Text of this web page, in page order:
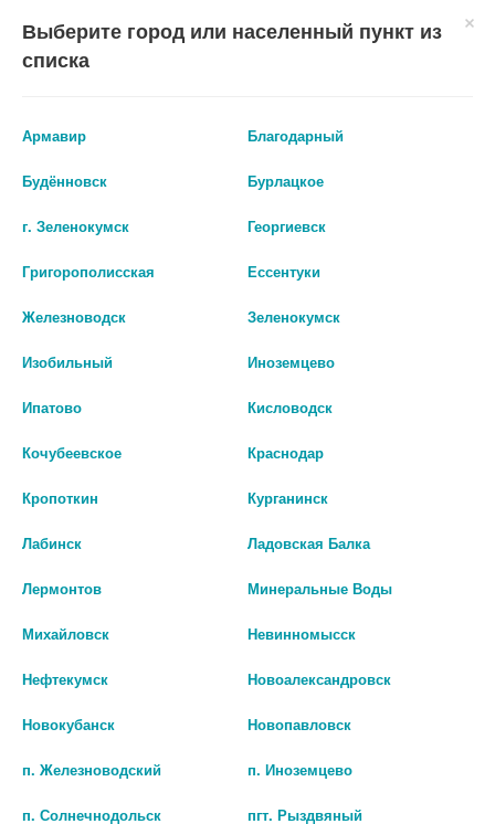
Показать все ...
Аналоги по действию
СТЕЛФРИН 0,01/МЛ 1МЛ N10
МЕЗАТОН 1% 1МЛ. Р-Р Д/ИН.
2983
123
В КОРЗИНУ
Выберите город или населенный пункт из
списка
Армавир Благодарный
Будённовск Бурлацкое
г. Зеленокумск Георгиевск
Григорополисская Ессентуки
Железноводск Зеленокумск
Изобильный Иноземцево
Ипатово Кисловодск
Кочубеевское Краснодар
Кропоткин Курганинск
Лабинск Ладовская Балка
Лермонтов Минеральные Воды
Михайловск Невинномысск
Нефтекумск Новоалександровск
Новокубанск Новопавловск
п. Железноводский п. Иноземцево
п. Солнечнодольск пгт. Рыздвяный